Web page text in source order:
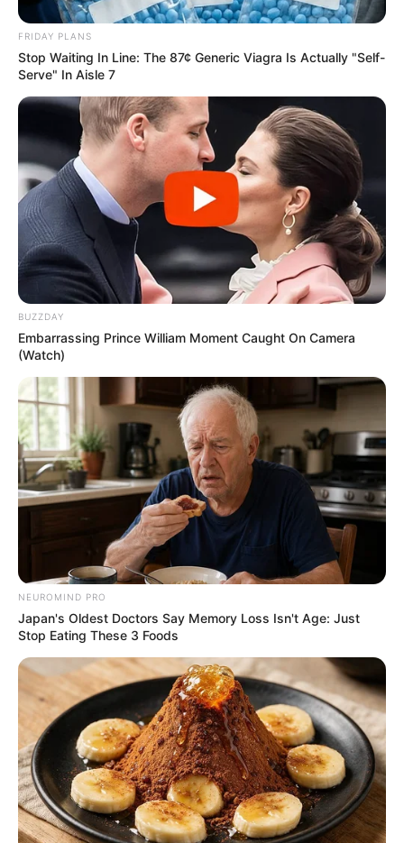
εκβιαστών.
Η επιμέλεια της στήλης γίνεται από την συντακτική ομάδα
Κοινοποίησε άρθρο
Προσθήκη το newstok.grστην Google
Ανακαλύψτε περισσότερα άρθρα στα αποτελέσματα
αναζήτησης.
Ένας τυπικός έλεγχος ρουτίνας το βράδυ της
Πέμπτης (28.05.2026) οδήγησε στη σύλληψη
ενός υπαστυνόμου, ο οποίος υπηρετεί στη
Διεύθυνση Μεταγωγών. Οι αστυνομικοί της
Ομάδας ΔΙ.ΑΣ., κατά τη διάρκεια περιπολίας
FRIDAY PLANS
Stop Waiting In Line: The 87¢ Generic Viagra Is Actually "Self-
Serve" In Aisle 7
BUZZDAY
Embarrassing Prince William Moment Caught On Camera
(Watch)
NEUROMIND PRO
Japan's Oldest Doctors Say Memory Loss Isn't Age: Just
Stop Eating These 3 Foods